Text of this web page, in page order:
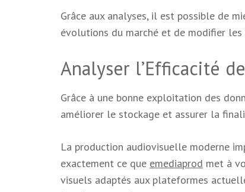
Grâce aux analyses, il est possible de
évolutions du marché et de modifier
Analyser l’Efficacité
Grâce à une bonne exploitation des
améliorer le stockage et assurer la
La production audiovisuelle moderne
exactement ce que emediaprod met à
visuels adaptés aux plateformes